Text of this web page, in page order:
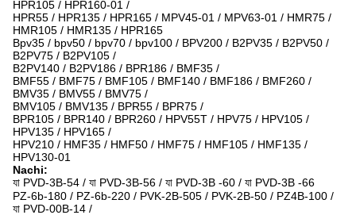
HPR105 / HPR160-01 /
HPR55 / HPR135 / HPR165 / MPV45-01 / MPV63-01 / HMR75 /
HMR105 / HMR135 / HPR165
Bpv35 / bpv50 / bpv70 / bpv100 / BPV200 / B2PV35 / B2PV50 /
B2PV75 / B2PV105 /
B2PV140 / B2PV186 / BPR186 / BMF35 /
BMF55 / BMF75 / BMF105 / BMF140 / BMF186 / BMF260 /
BMV35 / BMV55 / BMV75 /
BMV105 / BMV135 / BPR55 / BPR75 /
BPR105 / BPR140 / BPR260 / HPV55T / HPV75 / HPV105 /
HPV135 / HPV165 /
HPV210 / HMF35 / HMF50 / HMF75 / HMF105 / HMF135 /
HPV130-01
Nachi:
যা PVD-3B-54 / যা PVD-3B-56 / যা PVD-3B -60 / যা PVD-3B -66
PZ-6b-180 / PZ-6b-220 / PVK-2B-505 / PVK-2B-50 / PZ4B-100 /
যা PVD-00B-14 /